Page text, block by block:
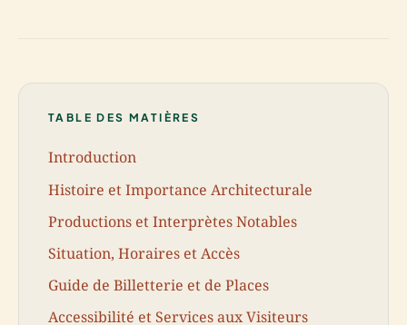
TABLE DES MATIÈRES
Introduction
Histoire et Importance Architecturale
Productions et Interprètes Notables
Situation, Horaires et Accès
Guide de Billetterie et de Places
Accessibilité et Services aux Visiteurs